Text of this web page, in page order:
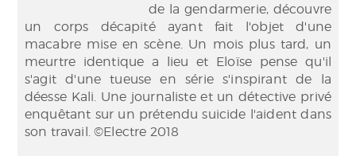
de la gendarmerie, découvre
un corps décapité ayant fait l'objet d'une
macabre mise en scène. Un mois plus tard, un
meurtre identique a lieu et Eloïse pense qu'il
s'agit d'une tueuse en série s'inspirant de la
déesse Kali. Une journaliste et un détective privé
enquêtant sur un prétendu suicide l'aident dans
son travail. ©Electre 2018